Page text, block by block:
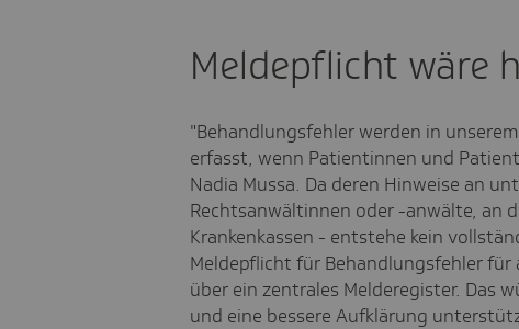
Meldepflicht wäre
"Behandlungsfehler werden in
erfasst, wenn Patientinnen und
Nadia Mussa. Da deren Hinweise an
Rechtsanwältinnen oder -anwälte, an
Krankenkassen - entstehe kein
Meldepflicht für Behandlungsfehler
über ein zentrales Melderegister. Das
und eine bessere Aufklärung